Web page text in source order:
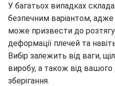
У багатьох випадках
безпечним варіантом, адже
може призвести до
деформації плечей та
Вибір залежить від ваги,
виробу, а також від
зберігання.